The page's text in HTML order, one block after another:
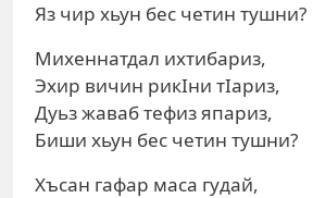
Яз чир хьун бес четин тушни?
Михеннатдал ихтибариз,
Эхир вичин рикIни тIариз,
Дуьз жаваб тефиз япариз,
Биши хьун бес четин тушни?
Хъсан гафар маса гудай,